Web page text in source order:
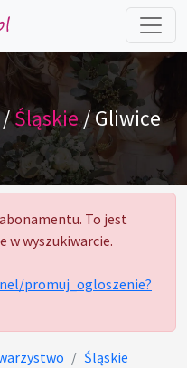
/Śląskie/ Gliwice
To jest
w wyszukiwarcie.
promuj_ogloszenie?
Śląskie